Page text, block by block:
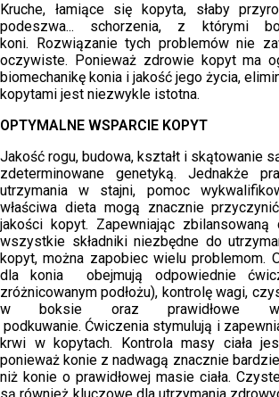
Kruche, łamiące się kopyta, słaby
podeszwa... schorzenia, z którymi
koni. Rozwiązanie tych problemów nie
oczywiste. Ponieważ zdrowie kopyt ma
biomechanikę konia i jakość jego życia,
kopytami jest niezwykle istotna.
OPTYMALNE WSPARCIE KOPYT
Jakość rogu, budowa, kształt i skątowanie
zdeterminowane genetyką. Jednakże
utrzymania w stajni, pomoc
właściwa dieta mogą znacznie
jakości kopyt. Zapewniając zbilansowaną
wszystkie składniki niezbędne do
kopyt, można zapobiec wielu problemom.
dla konia obejmują odpowiednie
zróżnicowanym podłożu), kontrolę wagi,
w boksie oraz prawidłowe
podkuwanie. Ćwiczenia stymulują i
krwi w kopytach. Kontrola masy ciała
ponieważ konie z nadwagą znacznie
niż konie o prawidłowej masie ciała.